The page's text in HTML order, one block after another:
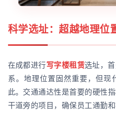
科学选址：超越地理位
在成都进行写字楼租赁选址，
系。地理位置固然重要，但现
此。交通通达性是首要的硬性
干道旁的项目，确保员工通勤